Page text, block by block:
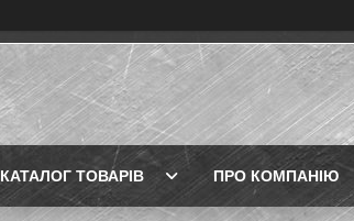
КАТАЛОГ ТОВАРІВ ПРО КОМПАНІЮ